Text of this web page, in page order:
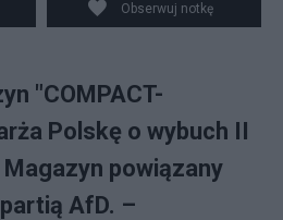
Obserwuj notkę
"COMPACT-
Polskę o wybuch II
powiązany
AfD. –